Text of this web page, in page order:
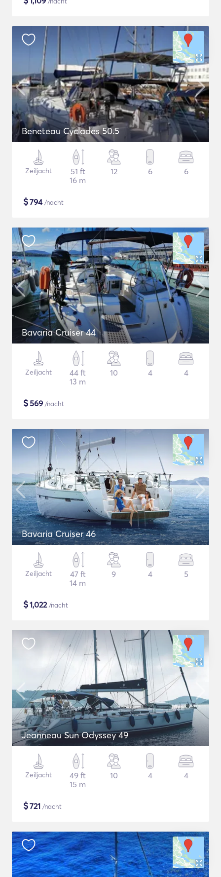
Beneteau Cyclades 50.5
Zeiljacht
51 ft
16 m
12 6 6
$794/nacht
Bavaria Cruiser 44
Zeiljacht
44 ft
13 m
10 4 4
$569 /nacht
Bavaria Cruiser 46
Zeiljacht
47 ft
14 m
9 4 5
$1,022/nacht
Jeanneau Sun Odyssey 49
Zeiljacht
49 ft
15 m
10 4 4
$721 /nacht